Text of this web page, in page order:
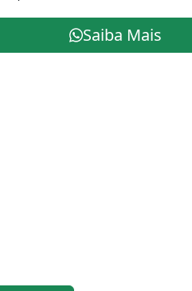
Saiba Mais